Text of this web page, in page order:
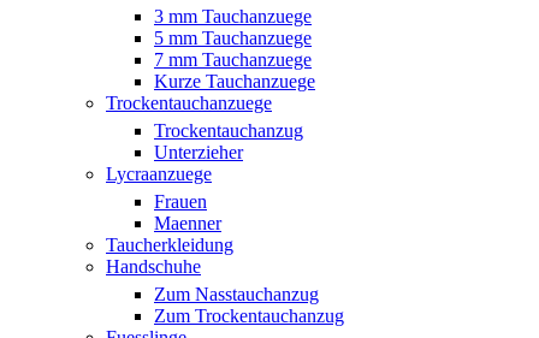
3 mm Tauchanzuege
5 mm Tauchanzuege
7 mm Tauchanzuege
Kurze Tauchanzuege
Trockentauchanzuege
Trockentauchanzug
Unterzieher
Lycraanzuege
Frauen
Maenner
Taucherkleidung
Handschuhe
Zum Nasstauchanzug
Zum Trockentauchanzug